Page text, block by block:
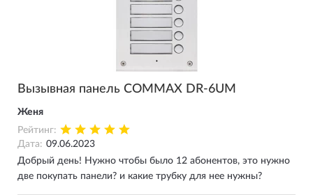
Вызывная панель COMMAX DR-6UM
Женя
Рейтинг:
Дата: 09.06.2023
Добрый день! Нужно чтобы было 12 абонентов, это нужно
две покупать панели? и какие трубку для нее нужны?